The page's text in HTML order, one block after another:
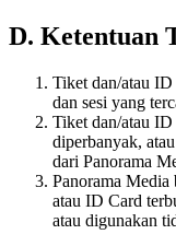
D. Ketentuan
Tiket dan/atau
dan sesi yang
Tiket dan/atau
diperbanyak,
dari Panorama
Panorama Media
atau ID Card
atau digunakan